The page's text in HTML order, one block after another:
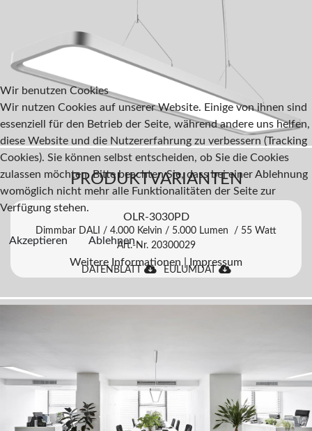
PRODUKTVARIANTEN
OLR-3030PD
Dimmbar DALI / 4.000 Kelvin / 5.000 Lumen / 55 Watt
Art.-Nr. 20300029
DATENBLATT EULUMDAT
Wir benutzen Cookies
Wir nutzen Cookies auf unserer Website. Einige von ihnen sind
essenziell für den Betrieb der Seite, während andere uns helfen,
diese Website und die Nutzererfahrung zu verbessern (Tracking
Cookies). Sie können selbst entscheiden, ob Sie die Cookies
zulassen möchten. Bitte beachten Sie, dass bei einer Ablehnung
womöglich nicht mehr alle Funktionalitäten der Seite zur
Verfügung stehen.
Akzeptieren
Ablehnen
Weitere Informationen
Impressum